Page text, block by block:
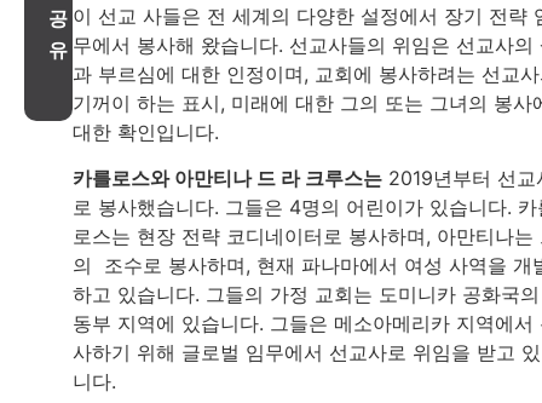
공
유
이 선교 사들은 전 세계의 다양한 설정에서 장기 전략
무에서 봉사해 왔습니다. 선교사들의 위임은 선교사의
과 부르심에 대한 인정이며, 교회에 봉사하려는 선교
기꺼이 하는 표시, 미래에 대한 그의 또는 그녀의 봉사
대한 확인입니다.
카를로스와 아만티나 드 라 크루스는 2019년부터 선교
로 봉사했습니다. 그들은 4명의 어린이가 있습니다. 카
로스는 현장 전략 코디네이터로 봉사하며, 아만티나는
의 조수로 봉사하며, 현재 파나마에서 여성 사역을 개
하고 있습니다. 그들의 가정 교회는 도미니카 공화국
동부 지역에 있습니다. 그들은 메소아메리카 지역에서
사하기 위해 글로벌 임무에서 선교사로 위임을 받고
니다.